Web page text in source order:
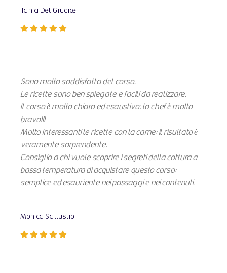
Tania Del Giudice
Sono molto soddisfatta del corso.
Le ricette sono ben spiegate e facili da realizzare.
Il corso è molto chiaro ed esaustivo: lo chef è molto
bravo!!!
Molto interessanti le ricette con la carne: il risultato è
veramente sorprendente.
Consiglio a chi vuole scoprire i segreti della cottura a
bassa temperatura di acquistare questo corso:
semplice ed esauriente nei passaggi e nei contenuti.
Monica Sallustio